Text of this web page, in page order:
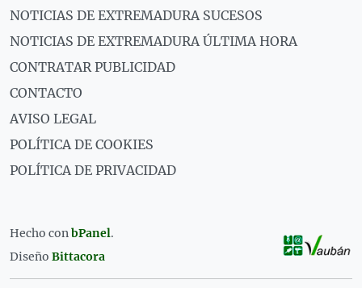
NOTICIAS DE EXTREMADURA SUCESOS
NOTICIAS DE EXTREMADURA ÚLTIMA HORA
CONTRATAR PUBLICIDAD
CONTACTO
AVISO LEGAL
POLÍTICA DE COOKIES
POLÍTICA DE PRIVACIDAD
Hecho conbPanel.
Diseño Bittacora